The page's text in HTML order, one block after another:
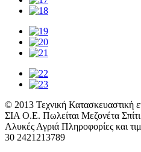
© 2013 Τεχνική Κατασκευαστική
ΣΙΑ Ο.Ε. Πωλείται Μεζονέτα
Αλυκές Αγριά Πληροφορίες και
30 2421213789